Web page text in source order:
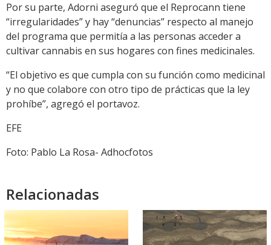
Por su parte, Adorni aseguró que el Reprocann tiene
“irregularidades” y hay “denuncias” respecto al manejo
del programa que permitía a las personas acceder a
cultivar cannabis en sus hogares con fines medicinales.
“El objetivo es que cumpla con su función como medicinal
y no que colabore con otro tipo de prácticas que la ley
prohíbe”, agregó el portavoz.
EFE
Foto: Pablo La Rosa- Adhocfotos
Relacionadas